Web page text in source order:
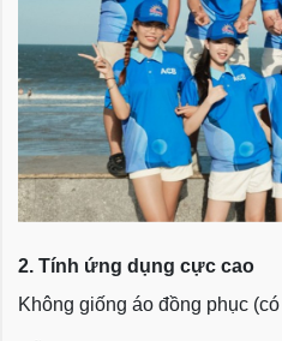
2. Tính ứng dụng cực cao
Không giống áo đồng phục